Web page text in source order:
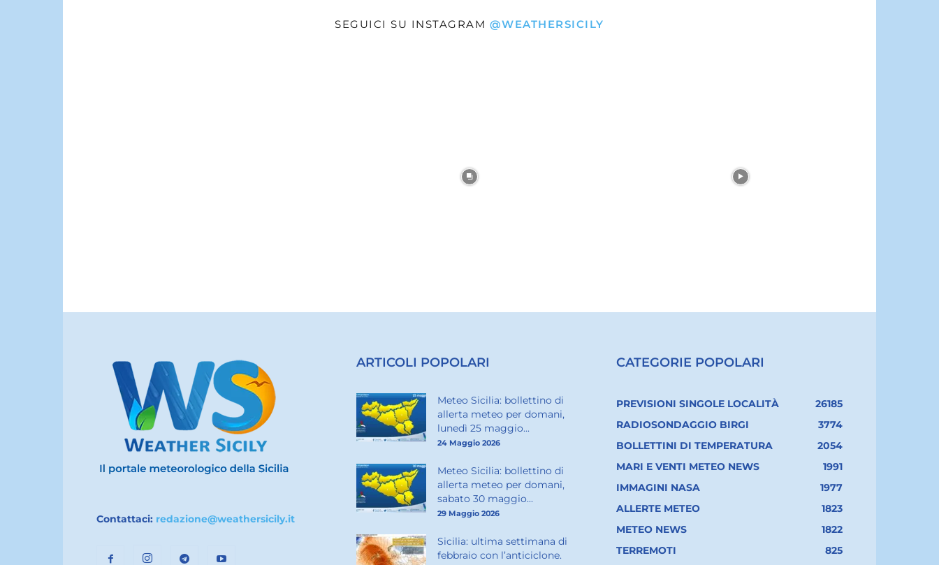
SEGUICI SU INSTAGRAM @WEATHERSICILY
Contattaci: redazione@weathersicily.it
ARTICOLI POPOLARI
Meteo Sicilia: bollettino di
allerta meteo per domani,
lunedì 25 maggio...
24 Maggio 2026
Meteo Sicilia: bollettino di
allerta meteo per domani,
sabato 30 maggio...
29 Maggio 2026
Sicilia: ultima settimana di
febbraio con l’anticiclone.
CATEGORIE POPOLARI
PREVISIONI SINGOLE LOCALITÀ
26185
RADIOSONDAGGIO BIRGI
3774
BOLLETTINI DI TEMPERATURA
2054
MARI E VENTI METEO NEWS
1991
IMMAGINI NASA
1977
ALLERTE METEO
1823
METEO NEWS
1822
TERREMOTI
825